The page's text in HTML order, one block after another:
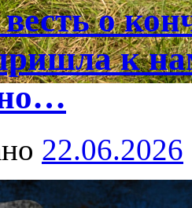
о
к
22.06.2026